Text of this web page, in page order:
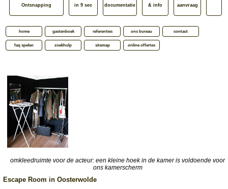
Ontsnapping
in 9 sec
documentatie
& info
aanvraag
home gastenboek referenties ons bureau contact
faq spelen zoekhulp sitemap online offertes
omkleedruimte voor de acteur: een kleine hoek in de kamer is voldoende voor
ons kamerscherm
Escape Room in Oosterwolde